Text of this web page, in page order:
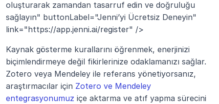
oluşturarak zamandan tasarruf edin ve doğruluğu
sağlayın" buttonLabel="Jenni’yi Ücretsiz Deneyin"
link="https://app.jenni.ai/register" />
Kaynak gösterme kurallarını öğrenmek, enerjinizi
biçimlendirmeye değil fikirlerinize odaklamanızı sağlar.
Zotero veya Mendeley ile referans yönetiyorsanız,
araştırmacılar için Zotero ve Mendeley
entegrasyonumuz içe aktarma ve atıf yapma sürecini